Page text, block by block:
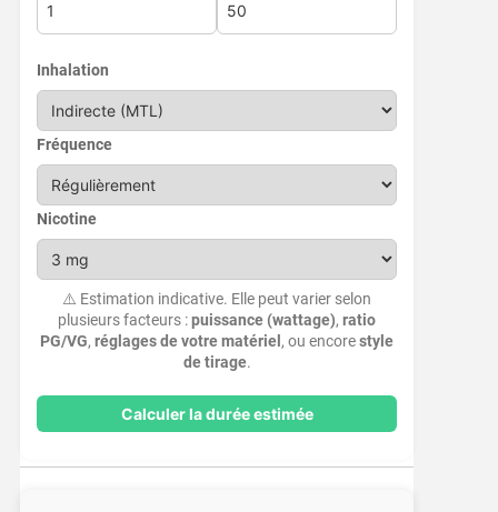
Inhalation
Fréquence
Nicotine
⚠️ Estimation indicative. Elle peut varier selon
plusieurs facteurs :puissance (wattage),ratio
PG/VG,réglages de votre matériel , ou encorestyle
de tirage.
Calculer la durée estimée